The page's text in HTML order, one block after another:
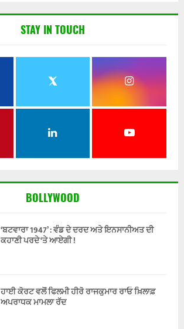
STAY IN TOUCH
BOLLYWOOD
‘ਬਟਵਾਰਾ 1947’ : ਵੰਡ ਦੇ ਦਰਦ ਅਤੇ ਇਨਸਾਨੀਅਤ ਦੀ
ਕਹਾਣੀ ਪਰਦੇ ‘ਤੇ ਆਏਗੀ !
ਹਾਈ ਕੋਰਟ ਵਲੋਂ ਫਿਲਮੀ ਹੀਰੋ ਰਾਜਕੁਮਾਰ ਰਾਓ ਖ਼ਿਲਾਫ਼
ਅਪਰਾਧਕ ਮਾਮਲਾ ਰੱਦ